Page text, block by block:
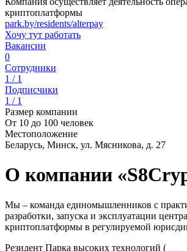
криптоплатформы
park.by/residents/alterpay
Хочу тут работать
Вакансии
0
Сотрудники
1 / 1
Подписчики
1 / 1
Размер компании
От 10 до 100 человек
Местоположение
Беларусь, Минск, ул. Мясникова, д. 27
О компании
Мы – команда единомышленников с
разработки, запуска и эксплуатации
криптоплатформы в регулируемой
Резидент Парка высоких технологий (